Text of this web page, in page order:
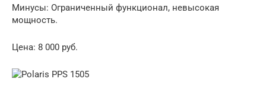
Минусы: Ограниченный функционал, невысокая
мощность.
Цена: 8 000 руб.